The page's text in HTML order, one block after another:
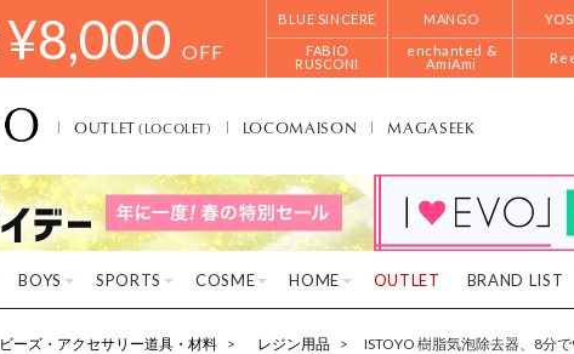
¥8,000 OFF
BLUE SINCERE MANGO
FABIO
RUSCONI
enchanted &
AmiAmi
OUTLET(LOCOLET) LOCOMAISON MAGASEEK
BOYS SPORTS COSME HOME OUTLET BRAND LIST
ビーズ・アクセサリー道具・材料 レジン用品
ISTOYO 樹脂気泡除去器、8分